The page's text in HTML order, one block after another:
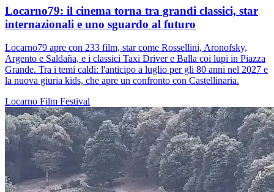
Locarno79: il cinema torna tra grandi classici, star
internazionali e uno sguardo al futuro
Locarno79 apre con 233 film, star come Rossellini, Aronofsky,
Argento e Saldaña, e i classici Taxi Driver e Balla coi lupi in Piazza
Grande. Tra i temi caldi: l'anticipo a luglio per gli 80 anni nel 2027 e
la nuova giuria kids, che apre un confronto con Castellinaria.
Locarno Film Festival